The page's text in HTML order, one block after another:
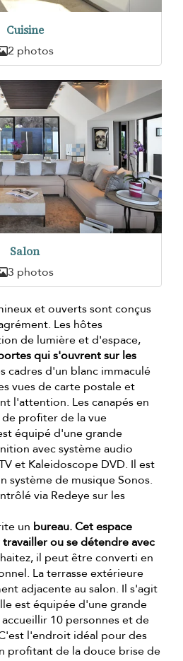
Cuisine
2 photos
Salon
3 photos
et ouverts sont conçus
Les hôtes
de lumière et d'espace,
qui s'ouvrent sur les
cadres d'un blanc immaculé
vues de carte postale et
l'attention. Les canapés en
profiter de la vue
équipé d'une grande
avec système audio
et Kaleidoscope DVD. Il est
système de musique Sonos.
via Redeye sur les
un bureau. Cet espace
ou se détendre avec
il peut être converti en
La terrasse extérieure
adjacente au salon. Il s'agit
est équipée d'une grande
10 personnes et de
l'endroit idéal pour des
profitant de la douce brise de